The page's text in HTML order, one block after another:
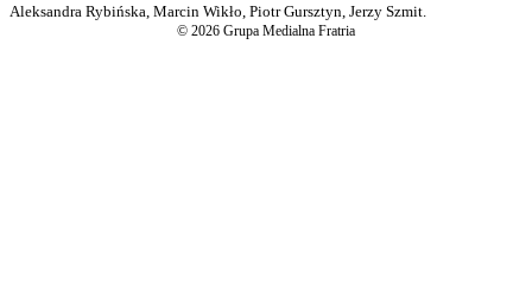
Aleksandra Rybińska, Marcin Wikło, Piotr Gursztyn, Jerzy Szmit.
© 2026 Grupa Medialna Fratria